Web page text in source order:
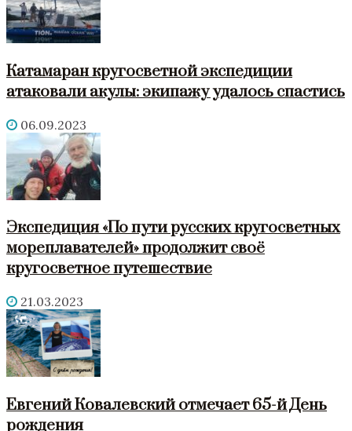
Катамаран кругосветной экспедиции
атаковали акулы: экипажу удалось спастись
06.09.2023
Экспедиция «По пути русских кругосветных
мореплавателей» продолжит своё
кругосветное путешествие
21.03.2023
Евгений Ковалевский отмечает 65-й День
рождения